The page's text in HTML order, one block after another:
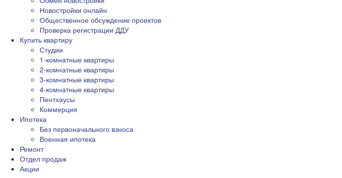
Новостройки онлайн
Общественное обсуждение проектов
Проверка регистрации ДДУ
Купить квартиру
Студии
1-комнатные квартиры
2-комнатные квартиры
3-комнатные квартиры
4-комнатные квартиры
Пентхаусы
Коммерция
Ипотека
Без первоначального взноса
Военная ипотека
Ремонт
Отдел продаж
Акции